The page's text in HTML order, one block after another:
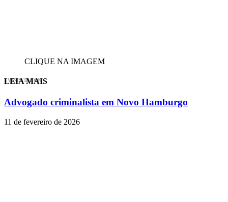
CLIQUE NA IMAGEM
EVINIS TALON
LEIA MAIS
Advogado criminalista em Novo Hamburgo
11 de fevereiro de 2026